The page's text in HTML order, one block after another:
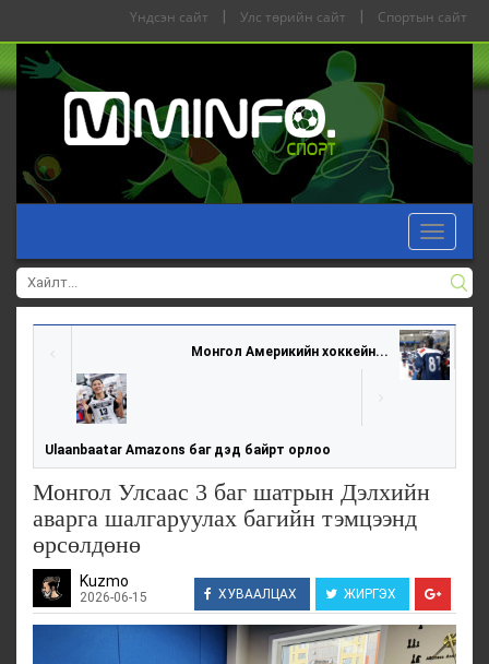
Үндсэн сайт Улс төрийн сайт Спортын сайт
Toggle
Монгол Америкийн хоккейн...
Ulaanbaatar Amazons баг дэд байрт орлоо
Монгол Улсаас 3 баг шатрын Дэлхийн
аварга шалгаруулах багийн тэмцээнд
өрсөлдөнө
Kuzmo
2026-06-15 ХУВААЛЦАХ ЖИРГЭХ